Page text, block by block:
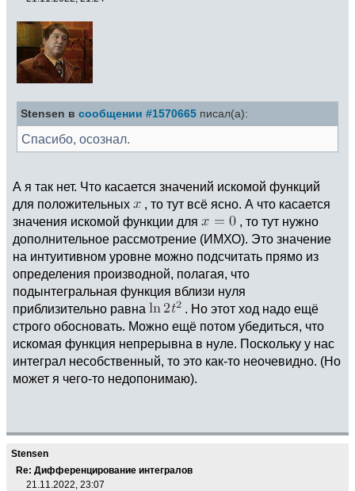
Stensen в сообщении #1570665 писал(а):
Спасибо, осознал.
А я так нет. Что касается значений искомой функций
для положительных
, то тут всё ясно. А что касается
значения искомой функции для
, то тут нужно
дополнительное рассмотрение (ИМХО). Это значение
на интуитивном уровне можно подсчитать прямо из
определения производной, полагая, что
подынтегральная функция вблизи нуля
приблизительно равна
. Но этот ход надо ещё
строго обосновать. Можно ещё потом убедиться, что
искомая функция непрерывна в нуле. Поскольку у нас
интеграл несобственный, то это как-то неочевидно. (Но
может я чего-то недопонимаю).
Stensen
Re: Дифференцирование интегралов
21.11.2022, 23:07